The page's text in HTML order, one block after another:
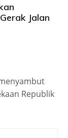
Jalan
Republik